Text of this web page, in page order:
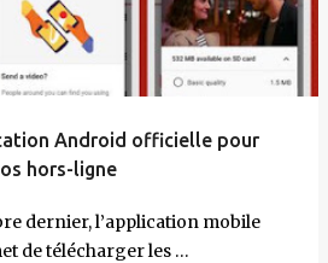
Android officielle pour
hors-ligne
dernier, l’application mobile
de télécharger les …